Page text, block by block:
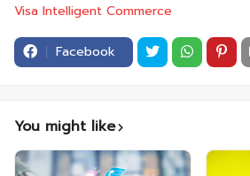
Visa Intelligent Commerce
Facebook
You might like